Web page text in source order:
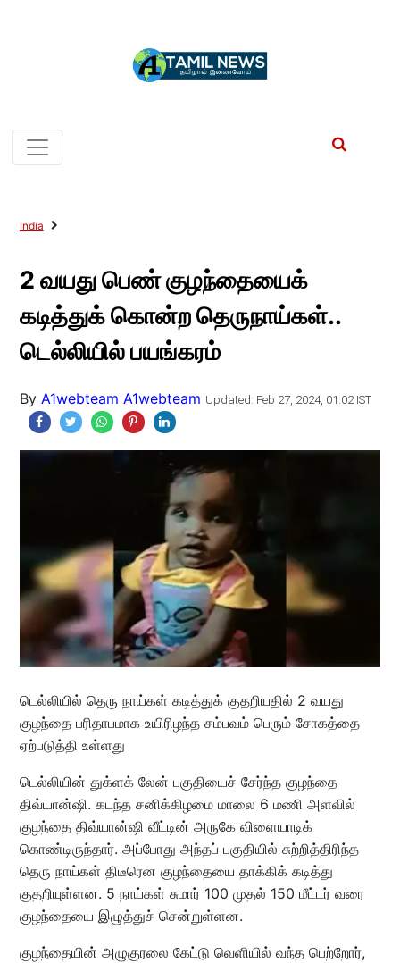
India
2 வயது பெண் குழந்தையைக்
கடித்துக் கொன்ற தெருநாய்கள்..
டெல்லியில் பயங்கரம்
By A1webteam A1webteam Updated: Feb 27, 2024, 01:02 IST
டெல்லியில் தெரு நாய்கள் கடித்துக் குதறியதில் 2 வயது
குழந்தை பரிதாபமாக உயிரிழந்த சம்பவம் பெரும் சோகத்தை
ஏற்படுத்தி உள்ளது
டெல்லியின் துக்ளக் லேன் பகுதியைச் சேர்ந்த குழந்தை
திவ்யான்ஷி. கடந்த சனிக்கிழமை மாலை 6 மணி அளவில்
குழந்தை திவ்யான்ஷி வீட்டின் அருகே விளையாடிக்
கொண்டிருந்தார். அப்போது அந்தப் பகுதியில் சுற்றித்திரிந்த
தெரு நாய்கள் திடீரென குழந்தையை தாக்கிக் கடித்து
குதறியுள்ளன. 5 நாய்கள் சுமார் 100 முதல் 150 மீட்டர் வரை
குழந்தையை இழுத்துச் சென்றுள்ளன.
குழந்தையின் அழுகுரலை கேட்டு வெளியில் வந்த பெற்றோர்,